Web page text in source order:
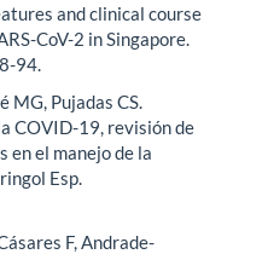
and clinical course
CoV-2 in Singapore.
94.
MG, Pujadas CS.
COVID-19, revisión de
en el manejo de la
Esp.
F, Andrade-